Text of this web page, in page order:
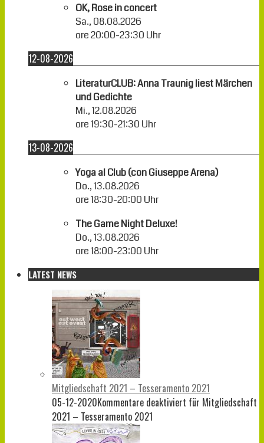
OK, Rose in concert
Sa., 08.08.2026
ore20:00-23:30 Uhr
12-08-2026
LiteraturCLUB: Anna Traunig liest Märchen
und Gedichte
Mi., 12.08.2026
ore19:30-21:30 Uhr
13-08-2026
Yoga al Club (con Giuseppe Arena)
Do., 13.08.2026
ore18:30-20:00 Uhr
The Game Night Deluxe!
Do., 13.08.2026
ore18:00-23:00 Uhr
LATEST NEWS
Mitgliedschaft 2021 – Tesseramento 2021
05-12-2020Kommentare deaktiviert für Mitgliedschaft
2021 – Tesseramento 2021